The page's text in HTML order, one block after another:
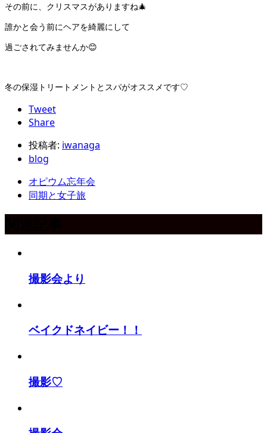
その前に、クリスマスがありますね🎄
誰かと会う前にヘアを綺麗にして
過ごされてみませんか😊
冬の保湿トリートメントとスパがオススメです♡
Tweet
Share
投稿者: iwanaga
blog
オピウム忘年会
同期と女子旅
撮影会より
ベイクドネイビー！！
撮影♡